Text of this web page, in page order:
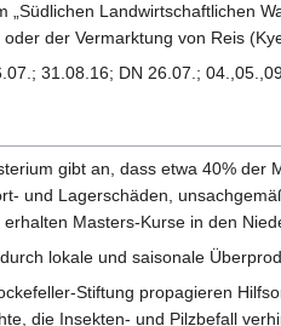
„Südlichen Landwirtschaftlichen
der Vermarktung von Reis
31.08.16; DN 26.07.;
gibt an, dass etwa 40%
und Lagerschäden,
Masters-Kurse in den
lokale und saisonale
Stiftung propagieren
die Insekten- und Pilzbefall